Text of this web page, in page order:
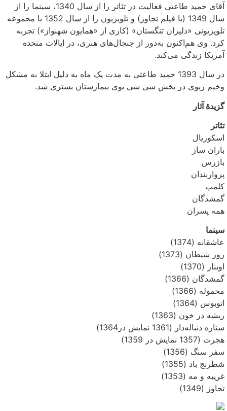
آقای حمید طاعتی فعالیت در تئاتر را از سال 1340، سینما را از
سال 1349 (با فیلم تجاوز) و تلویزیون را از سال 1352 با مجموعه
تلویزیونی «دلیران تنگستان» (کاری از «همایون شهنواز») تجربه
کرد. وی هم‌اکنون به‌دور از جنجال‌های هنری، در ایالات متحده
آمریکا زندگی می‌کند.
در سال 1393 حمید طاعتی به مدت یک ماه به دلیل ابتلا به مشکل
وخیم ریوی در بخش سی سی یوی بیمارستان بستری شد.
گزیدهٔ آثار
تئاتر
اسکوریال
باران ساز
بازرس
پرواربندان
کلمب
گمشدگان
همه پسران
سینما
عاشقانه (1374)
روز شیطان (1373)
اوینار (1370)
گمشدگان (1366)
محموله (1366)
اتوبوس (1364)
ریشه در خون (1363)
ستاره دنباله‌دار (1361 نمایش در1364)
هجرت (1357 نمایش در 1359)
سفر سنگ (1356)
شطرنج باد (1355)
غریبه و مه (1353)
تجاوز (1349)